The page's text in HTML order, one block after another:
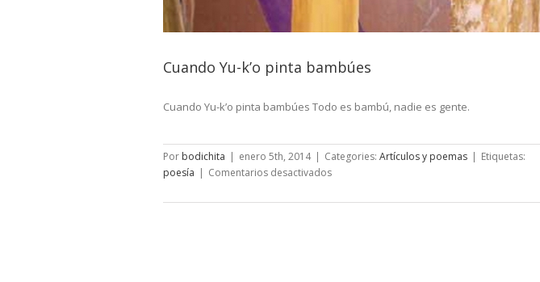
Cuando Yu-k’o pinta bambúes
Cuando Yu-k’o pinta bambúes Todo es bambú, nadie es gente.
Por bodichita | enero 5th, 2014 | Categories: Artículos y poemas | Etiquetas:
poesía | Comentarios desactivadosen
Yu-